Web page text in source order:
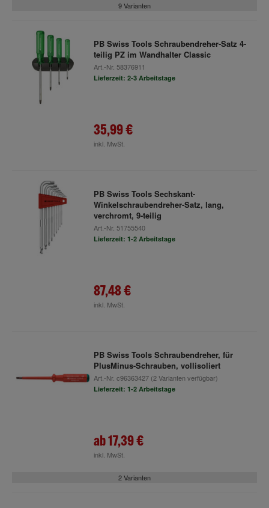
9 Varianten
PB Swiss Tools Schraubendreher-Satz 4-
teilig PZ im Wandhalter Classic
Art.-Nr. 58376911
Lieferzeit: 2-3 Arbeitstage
35,99 €
inkl. MwSt.
PB Swiss Tools Sechskant-
Winkelschraubendreher-Satz, lang,
verchromt, 9-teilig
Art.-Nr. 51755540
Lieferzeit: 1-2 Arbeitstage
87,48 €
inkl. MwSt.
PB Swiss Tools Schraubendreher, für
PlusMinus-Schrauben, vollisoliert
Art.-Nr. c96363427(2 Varianten verfügbar)
Lieferzeit: 1-2 Arbeitstage
ab17,39 €
inkl. MwSt.
2 Varianten